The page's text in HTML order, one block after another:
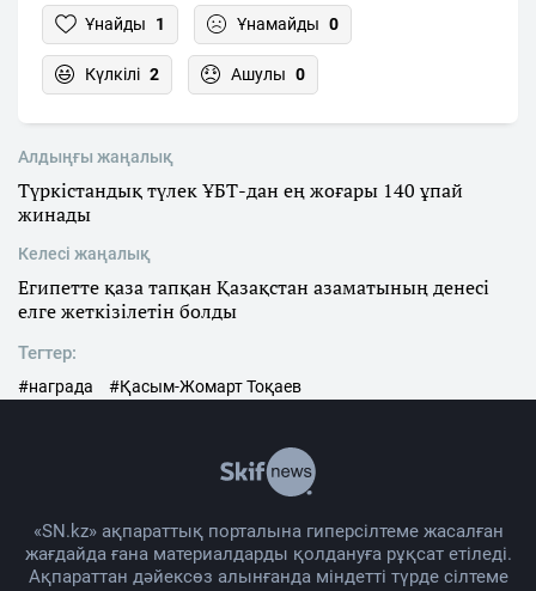
Ұнайды 1 Ұнамайды 0
Күлкілі 2 Ашулы 0
Алдыңғы жаңалық
Түркістандық түлек ҰБТ-дан ең жоғары 140 ұпай
жинады
Келесі жаңалық
Египетте қаза тапқан Қазақстан азаматының денесі
елге жеткізілетін болды
Тегтер:
#награда #Қасым-Жомарт Тоқаев
«SN.kz» ақпараттық порталына гиперсілтеме жасалған
жағдайда ғана материалдарды қолдануға рұқсат етіледі.
Ақпараттан дәйексөз алынғанда міндетті түрде сілтеме